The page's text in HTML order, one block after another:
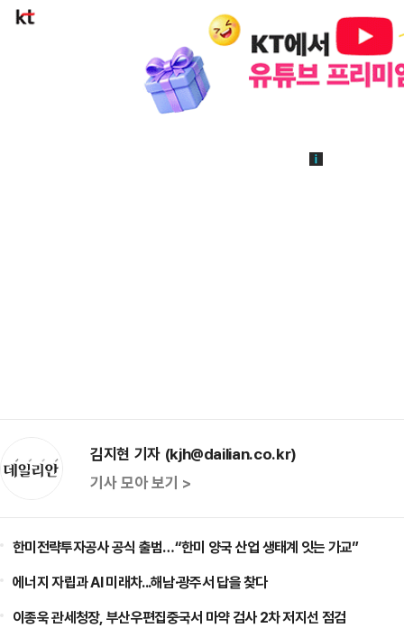
김지현 기자 (kjh@dailian.co.kr)
기사 모아 보기 >
한미전략투자공사 공식 출범…“한미 양국 산업 생태계 잇는 가교”
에너지 자립과 AI 미래차...해남·광주서 답을 찾다
이종욱 관세청장, 부산우편집중국서 마약 검사 2차 저지선 점검